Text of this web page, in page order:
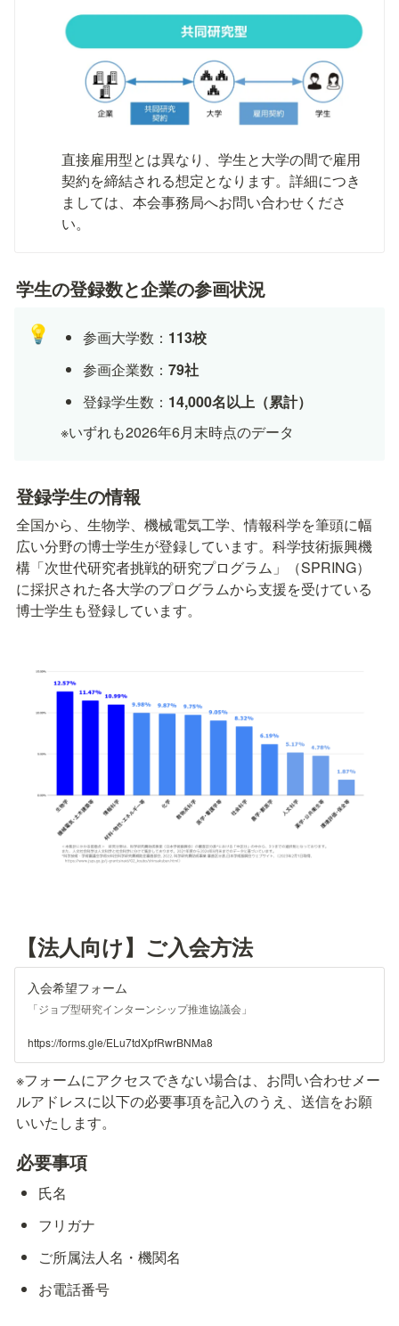
直接雇用型とは異なり、学生と大学の間で雇用
契約を締結される想定となります。詳細につき
ましては、本会事務局へお問い合わせくださ
い。
学生の登録数と企業の参画状況
💡 参画大学数： 113校
参画企業数：79社
登録学生数： 14,000名以上（累計）
※いずれも2026年6月末時点のデータ
登録学生の情報
全国から、生物学、機械電気工学、情報科学を筆頭に幅
広い分野の博士学生が登録しています。科学技術振興機
構「次世代研究者挑戦的研究プログラム」（SPRING）
に採択された各大学のプログラムから支援を受けている
博士学生も登録しています。
【法人向け】ご入会方法
入会希望フォーム
「ジョブ型研究インターンシップ推進協議会」
https://forms.gle/ELu7tdXpfRwrBNMa8
※フォームにアクセスできない場合は、お問い合わせメー
ルアドレスに以下の必要事項を記入のうえ、送信をお願
いいたします。
必要事項
氏名
フリガナ
ご所属法人名・機関名
お電話番号